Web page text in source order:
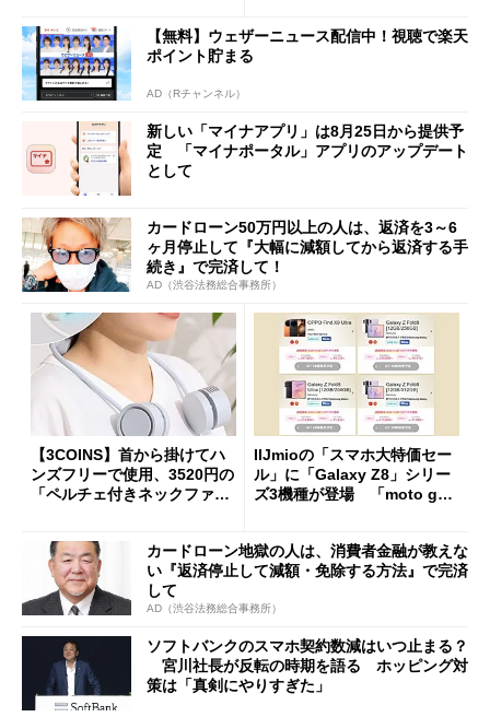
【無料】ウェザーニュース配信中！視聴で楽天
ポイント貯まる
AD（Rチャンネル）
新しい「マイナアプリ」は8月25日から提供予
定 「マイナポータル」アプリのアップデート
として
カードローン50万円以上の人は、返済を3～6
ヶ月停止して『大幅に減額してから返済する手
続き』で完済して！
AD（渋谷法務総合事務所）
【3COINS】首から掛けてハ
ンズフリーで使用、3520円の
「ペルチェ付きネックファ
IIJmioの「スマホ大特価セー
ル」に「Galaxy Z8」シリー
ズ3機種が登場 「moto g37
カードローン地獄の人は、消費者金融が教えな
い『返済停止して減額・免除する方法』で完済
して
AD（渋谷法務総合事務所）
ソフトバンクのスマホ契約数減はいつ止まる？
宮川社長が反転の時期を語る ホッピング対
策は「真剣にやりすぎた」